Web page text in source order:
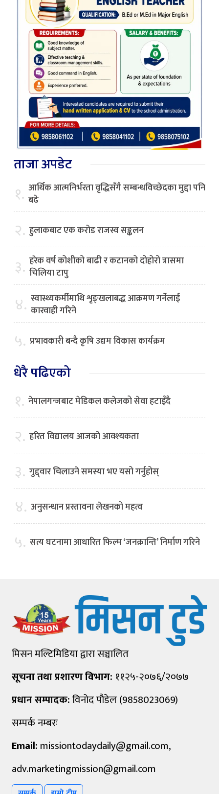
ताजा अपडेट
१. आर्थिक आत्मनिर्भरता वृद्धिसँगै सम्बन्धविच्छेदका मुद्दा पनि
बढे
२. हुलाकबाट एक करोड राजस्व सङ्कलन
३. हरेक वर्ष कोशीको बाढी र कटानको दोहोरो त्रासमा
चिलिया टापु
४. स्वास्थ्यकर्मीमाथि शृङ्खलाबद्ध आक्रमण गर्नेलाई
कारवाही गरिने
५. प्रभावकारी बन्दै कृषि उद्यम विकास कार्यक्रम
धेरै पढिएको
१. नेपालगन्जबाट मेडिकल कलेजको सेवा हटाइँदै
२. हरित विद्यालय आजको आवश्यकता
३. गुद्द्वार चिलाउने समस्या भए यसो गर्नुहोस्
४. अनुसन्धान प्रस्तावना लेखनको महत्व
५. सत्य घटनामा आधारित फिल्म ‘जनक्रान्ति’ निर्माण गरिने
मिसन मल्टिमिडिया द्वारा सञ्चालित
सूचना तथा प्रशारण विभाग: ११२५-२०७६/२०७७
प्रधान सम्पादक:विनोद पौडेल (9858023069)
सम्पर्क नम्बरः
Email: missiontodaydaily@gmail.com,
adv.marketingmission@gmail.com